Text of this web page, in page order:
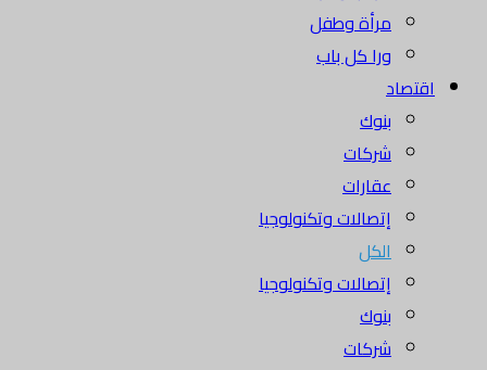
مرأة وطفل
ورا كل باب
اقتصاد
بنوك
شركات
عقارات
إتصالات وتكنولوجيا
الكل
إتصالات وتكنولوجيا
بنوك
شركات